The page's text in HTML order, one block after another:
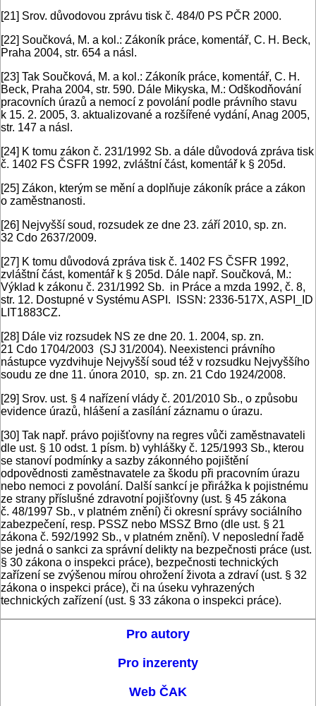
[21] Srov. důvodovou zprávu tisk č. 484/0 PS PČR 2000.
[22] Součková, M. a kol.: Zákoník práce, komentář, C. H. Beck,
Praha 2004, str. 654 a násl.
[23] Tak Součková, M. a kol.: Zákoník práce, komentář, C. H.
Beck, Praha 2004, str. 590. Dále Mikyska, M.: Odškodňování
pracovních úrazů a nemocí z povolání podle právního stavu
k 15. 2. 2005, 3. aktualizované a rozšířené vydání, Anag 2005,
str. 147 a násl.
[24] K tomu zákon č. 231/1992 Sb. a dále důvodová zpráva tisk
č. 1402 FS ČSFR 1992, zvláštní část, komentář k § 205d.
[25] Zákon, kterým se mění a doplňuje zákoník práce a zákon
o zaměstnanosti.
[26] Nejvyšší soud, rozsudek ze dne 23. září 2010, sp. zn.
32 Cdo 2637/2009.
[27] K tomu důvodová zpráva tisk č. 1402 FS ČSFR 1992,
zvláštní část, komentář k § 205d. Dále např. Součková, M.:
Výklad k zákonu č. 231/1992 Sb. in Práce a mzda 1992, č. 8,
str. 12. Dostupné v Systému ASPI. ISSN: 2336-517X, ASPI_ID
LIT1883CZ.
[28] Dále viz rozsudek NS ze dne 20. 1. 2004, sp. zn.
21 Cdo 1704/2003 (SJ 31/2004). Neexistenci právního
nástupce vyzdvihuje Nejvyšší soud též v rozsudku Nejvyššího
soudu ze dne 11. února 2010, sp. zn. 21 Cdo 1924/2008.
[29] Srov. ust. § 4 nařízení vlády č. 201/2010 Sb., o způsobu
evidence úrazů, hlášení a zasílání záznamu o úrazu.
[30] Tak např. právo pojišťovny na regres vůči zaměstnavateli
dle ust. § 10 odst. 1 písm. b) vyhlášky č. 125/1993 Sb., kterou
se stanoví podmínky a sazby zákonného pojištění
odpovědnosti zaměstnavatele za škodu při pracovním úrazu
nebo nemoci z povolání. Další sankcí je přirážka k pojistnému
ze strany příslušné zdravotní pojišťovny (ust. § 45 zákona
č. 48/1997 Sb., v platném znění) či okresní správy sociálního
zabezpečení, resp. PSSZ nebo MSSZ Brno (dle ust. § 21
zákona č. 592/1992 Sb., v platném znění). V neposlední řadě
se jedná o sankci za správní delikty na bezpečnosti práce (ust.
§ 30 zákona o inspekci práce), bezpečnosti technických
zařízení se zvýšenou mírou ohrožení života a zdraví (ust. § 32
zákona o inspekci práce), či na úseku vyhrazených
technických zařízení (ust. § 33 zákona o inspekci práce).
Pro autory
Pro inzerenty
Web ČAK